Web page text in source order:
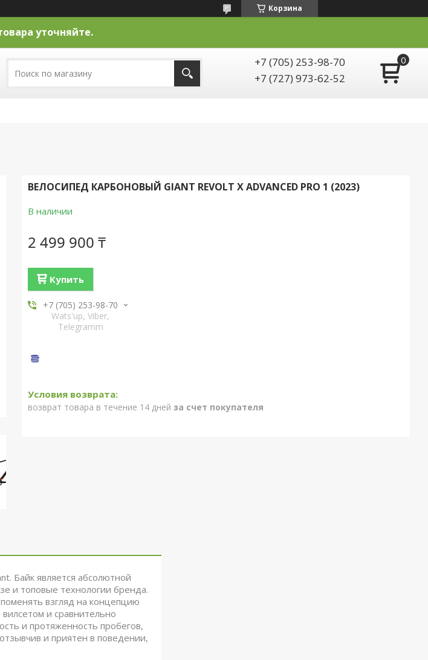
Корзина
уточняйте.
+7 (705) 253-98-70
+7 (727) 973-62-52
ВЕЛОСИПЕД КАРБОНОВЫЙ GIANT REVOLT X ADVANCED PRO 1 (2023)
В наличии
2 499 900 ₸
Купить
+7 (705) 253-98-70
Wats'up, Viber,
Telegramm
возврат товара в течение 14 дней за счет покупателя
Байк является абсолютной
и топовые технологии бренда.
взгляд на концепцию
и сравнительно
и протяженность пробегов,
и приятен в поведении,